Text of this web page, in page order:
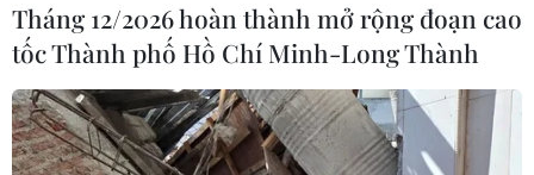
Tháng 12/2026 hoàn thành mở rộng đoạn cao
tốc Thành phố Hồ Chí Minh-Long Thành